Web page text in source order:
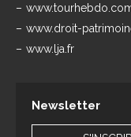
www.droit-
www.lja.fr
Newsletter